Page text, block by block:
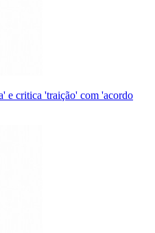
e critica 'traição' com 'acordo